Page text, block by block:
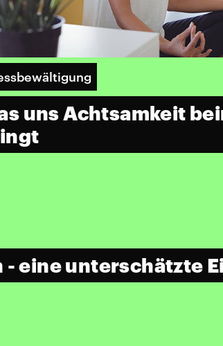
uns Achtsamkeit
eine unterschätzte